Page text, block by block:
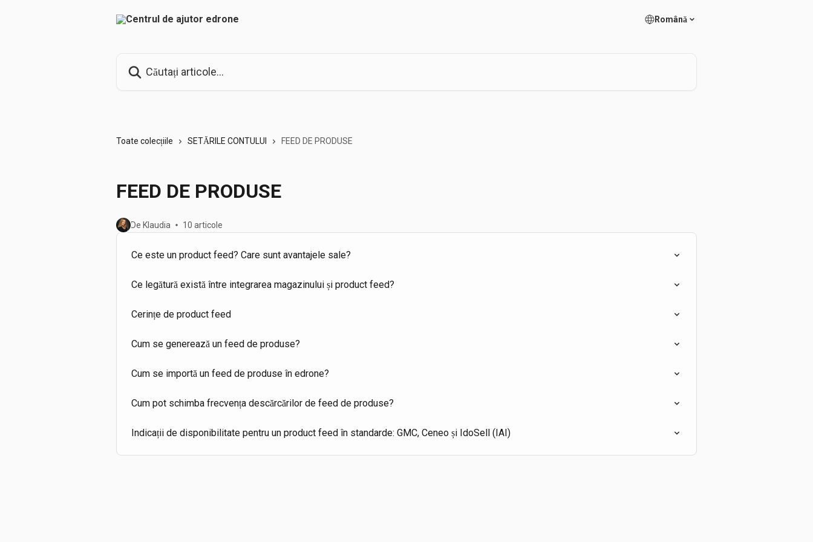
Română
Toate colecțiile SETĂRILE CONTULUI FEED DE PRODUSE
FEED DE PRODUSE
De Klaudia 10 articole
Ce este un product feed? Care sunt avantajele sale?
Ce legătură există între integrarea magazinului și product feed?
Cerințe de product feed
Cum se generează un feed de produse?
Cum se importă un feed de produse în edrone?
Cum pot schimba frecvența descărcărilor de feed de produse?
Indicații de disponibilitate pentru un product feed în standarde: GMC, Ceneo și IdoSell (IAI)